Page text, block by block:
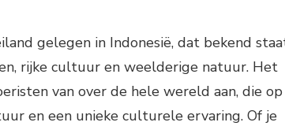
gelegen in Indonesië, dat bekend
rijke cultuur en weelderige natuur. Het
van over de hele wereld aan, die op
en een unieke culturele ervaring. Of je